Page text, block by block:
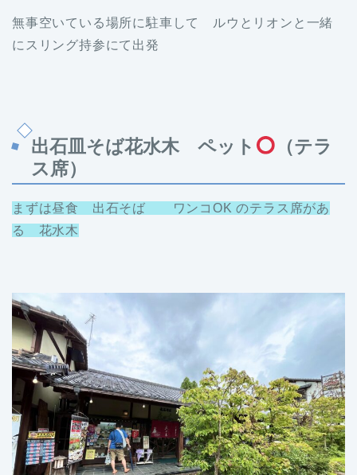
無事空いている場所に駐車して ルウとリオンと一緒
にスリング持参にて出発
出石皿そば花水木 ペット
（テラ
ス席）
まずは昼食 出石そば ワンコOK のテラス席があ
る 花水木